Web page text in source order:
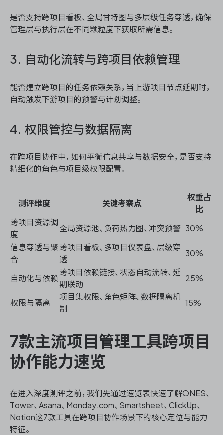
是否支持跨项目看板、全局甘特图与多层级任务穿透，确保
管理层与执行层在不同颗粒度下获取所需信息。
3. 自动化流转与跨项目依赖管理
能否建立跨项目的任务依赖关系，当上游项目节点延期时，
自动触发下游项目的预警与计划调整。
4. 权限管控与数据隔离
在跨项目协作中，如何平衡信息共享与数据安全，是否支持
精细化的角色与项目级权限配置。
测评维度 关键考察点
权重占
比
跨项目资源调
度
全局资源池、负荷热力图、冲突预警 30%
信息穿透与聚
合
跨项目看板、多项目仪表盘、层级穿
透
30%
自动化与依赖
跨项目依赖链接、状态自动流转、延
期联动
25%
权限与隔离
项目集权限、角色矩阵、数据隔离机
制
15%
7款主流项目管理工具跨项目
协作能力速览
在进入深度测评之前，我们先通过速览表快速了解ONES、
Tower、Asana、Monday.com、Smartsheet、ClickUp、
Notion这7款工具在跨项目协作场景下的核心定位与能力
特征。